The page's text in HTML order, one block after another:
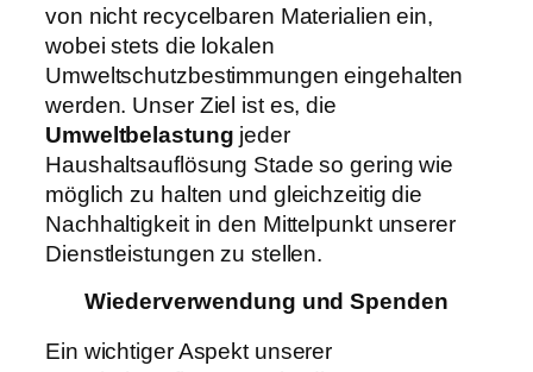
von nicht recycelbaren Materialien ein,
wobei stets die lokalen
Umweltschutzbestimmungen eingehalten
werden. Unser Ziel ist es, die
Umweltbelastung jeder
Haushaltsauflösung Stade so gering wie
möglich zu halten und gleichzeitig die
Nachhaltigkeit in den Mittelpunkt unserer
Dienstleistungen zu stellen.
Wiederverwendung und Spenden
Ein wichtiger Aspekt unserer